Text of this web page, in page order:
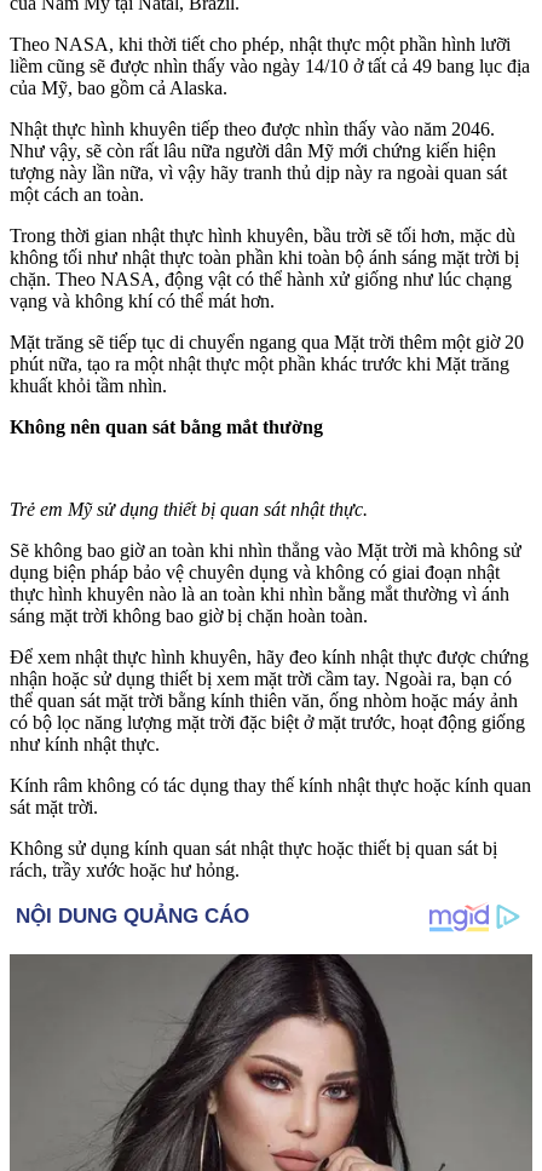
Theo NASA, khi thời tiết cho phép, nhật thực một phần hình lưỡi
liềm cũng sẽ được nhìn thấy vào ngày 14/10 ở tất cả 49 bang lục địa
của Mỹ, bao gồm cả Alaska.
Nhật thực hình khuyên tiếp theo được nhìn thấy vào năm 2046.
Như vậy, sẽ còn rất lâu nữa người dân Mỹ mới chứng kiến hiện
tượng này lần nữa, vì vậy hãy tranh thủ dịp này ra ngoài quan sát
một cách an toàn.
Trong thời gian nhật thực hình khuyên, bầu trời sẽ tối hơn, mặc dù
không tối như nhật thực toàn phần khi toàn bộ ánh sáng mặt trời bị
chặn. Theo NASA, động vật có thể hành xử giống như lúc chạng
vạng và không khí có thể mát hơn.
Mặt trăng sẽ tiếp tục di chuyển ngang qua Mặt trời thêm một giờ 20
phút nữa, tạo ra một nhật thực một phần khác trước khi Mặt trăng
khuất khỏi tầm nhìn.
Không nên quan sát bằng mắt thường
Trẻ em Mỹ sử dụng thiết bị quan sát nhật thực.
Sẽ không bao giờ an toàn khi nhìn thẳng vào Mặt trời mà không sử
dụng biện pháp bảo vệ chuyên dụng và không có giai đoạn nhật
thực hình khuyên nào là an toàn khi nhìn bằng mắt thường vì ánh
sáng mặt trời không bao giờ bị chặn hoàn toàn.
Để xem nhật thực hình khuyên, hãy đeo kính nhật thực được chứng
nhận hoặc sử dụng thiết bị xem mặt trời cầm tay. Ngoài ra, bạn có
thể quan sát mặt trời bằng kính thiên văn, ống nhòm hoặc máy ảnh
có bộ lọc năng lượng mặt trời đặc biệt ở mặt trước, hoạt động giống
như kính nhật thực.
Kính râm không có tác dụng thay thế kính nhật thực hoặc kính quan
sát mặt trời.
Không sử dụng kính quan sát nhật thực hoặc thiết bị quan sát bị
rách, trầy xước hoặc hư hỏng.